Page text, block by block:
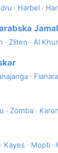
· Harbel ·
· Zliten · Al
·
· Zomba ·
· Kayes · Mopti ·